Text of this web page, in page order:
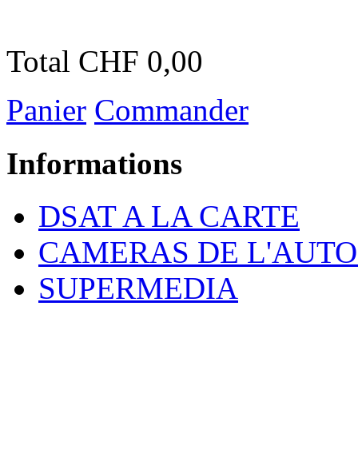
Total CHF 0,00
Panier Commander
Informations
DSAT A LA CARTE
CAMERAS DE
SUPERMEDIA